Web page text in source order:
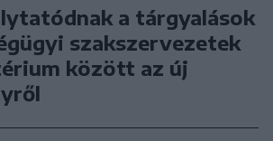
a tárgyalások
szakszervezetek
között az új